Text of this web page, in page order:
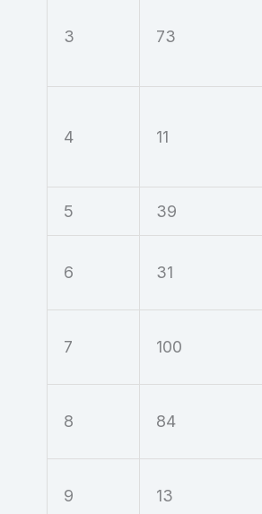
3 73
4 11
5 39
6 31
7 100
8 84
9 13